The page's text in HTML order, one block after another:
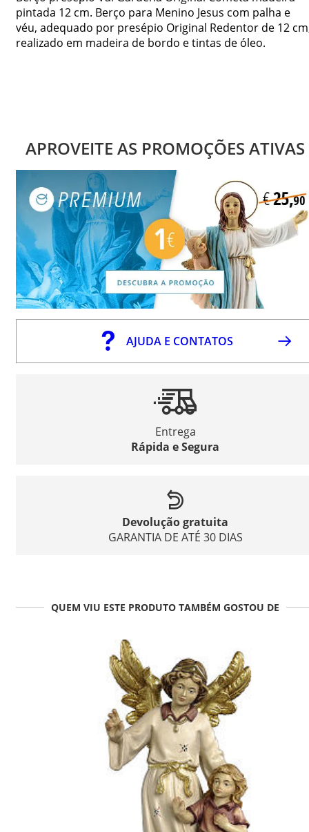
pintada 12 cm. Berço para Menino Jesus com palha e
véu, adequado por presépio Original Redentor de 12
realizado em madeira de bordo e tintas de óleo.
APROVEITE AS PROMOÇÕES ATIVAS
AJUDA E CONTATOS
Entrega
Rápida e Segura
Devolução gratuita
GARANTIA DE ATÉ 30 DIAS
QUEM VIU ESTE PRODUTO TAMBÉM GOSTOU DE